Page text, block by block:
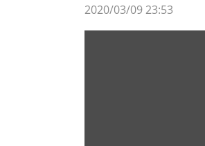
2020/03/09 23:53